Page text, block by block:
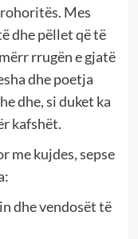
Mes
dhe pëllet që të
rrugën e gjatë
dhe poetja
dhe, si duket ka
kafshët.
me kujdes, sepse
dhe vendosët të